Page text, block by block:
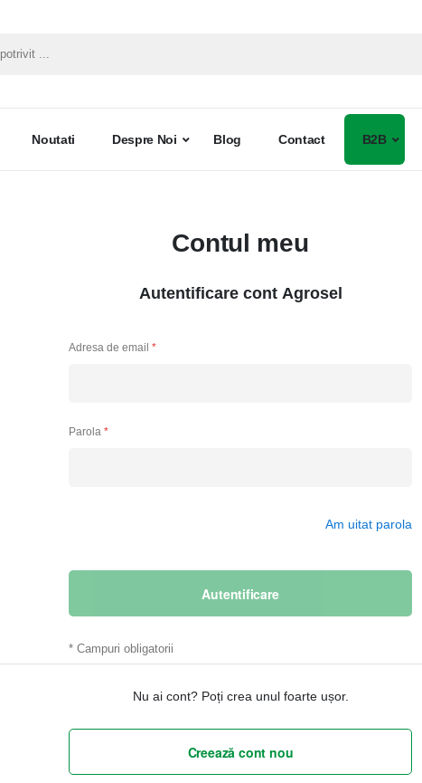
Noutati Despre Noi Blog Contact B2B
Contul meu
Autentificare cont Agrosel
Adresa de email
Parola
Am uitat parola
Autentificare
Nu ai cont? Poți crea unul foarte ușor.
Creează cont nou